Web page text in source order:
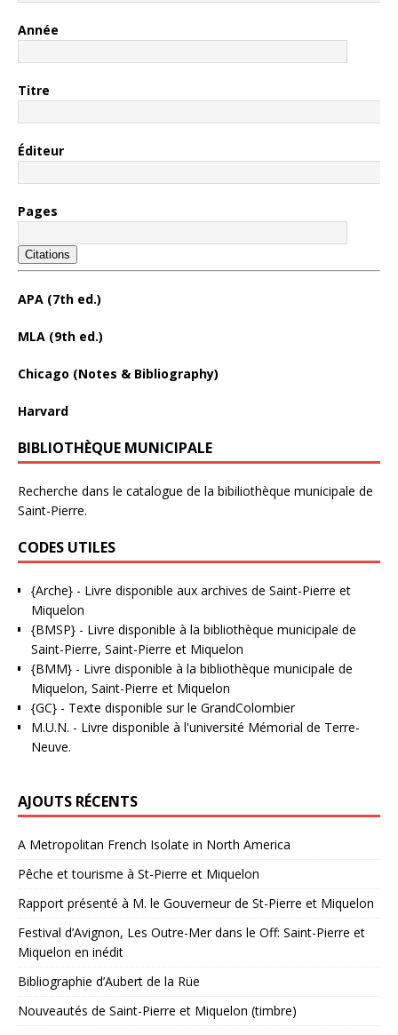
Année
Titre
Éditeur
Pages
Citations
APA (7th ed.)
MLA (9th ed.)
Chicago (Notes & Bibliography)
Harvard
BIBLIOTHÈQUE MUNICIPALE
Recherche dans le catalogue de la bibiliothèque municipale de
Saint-Pierre.
CODES UTILES
{Arche} - Livre disponible aux archives de Saint-Pierre et
Miquelon
{BMSP} - Livre disponible à la bibliothèque municipale de
Saint-Pierre, Saint-Pierre et Miquelon
{BMM} - Livre disponible à la bibliothèque municipale de
Miquelon, Saint-Pierre et Miquelon
{GC} - Texte disponible sur le GrandColombier
M.U.N. - Livre disponible à l'université Mémorial de Terre-
Neuve.
AJOUTS RÉCENTS
A Metropolitan French Isolate in North America
Pêche et tourisme à St-Pierre et Miquelon
Rapport présenté à M. le Gouverneur de St-Pierre et Miquelon
Festival d’Avignon, Les Outre-Mer dans le Off: Saint-Pierre et
Miquelon en inédit
Bibliographie d’Aubert de la Rüe
Nouveautés de Saint-Pierre et Miquelon (timbre)